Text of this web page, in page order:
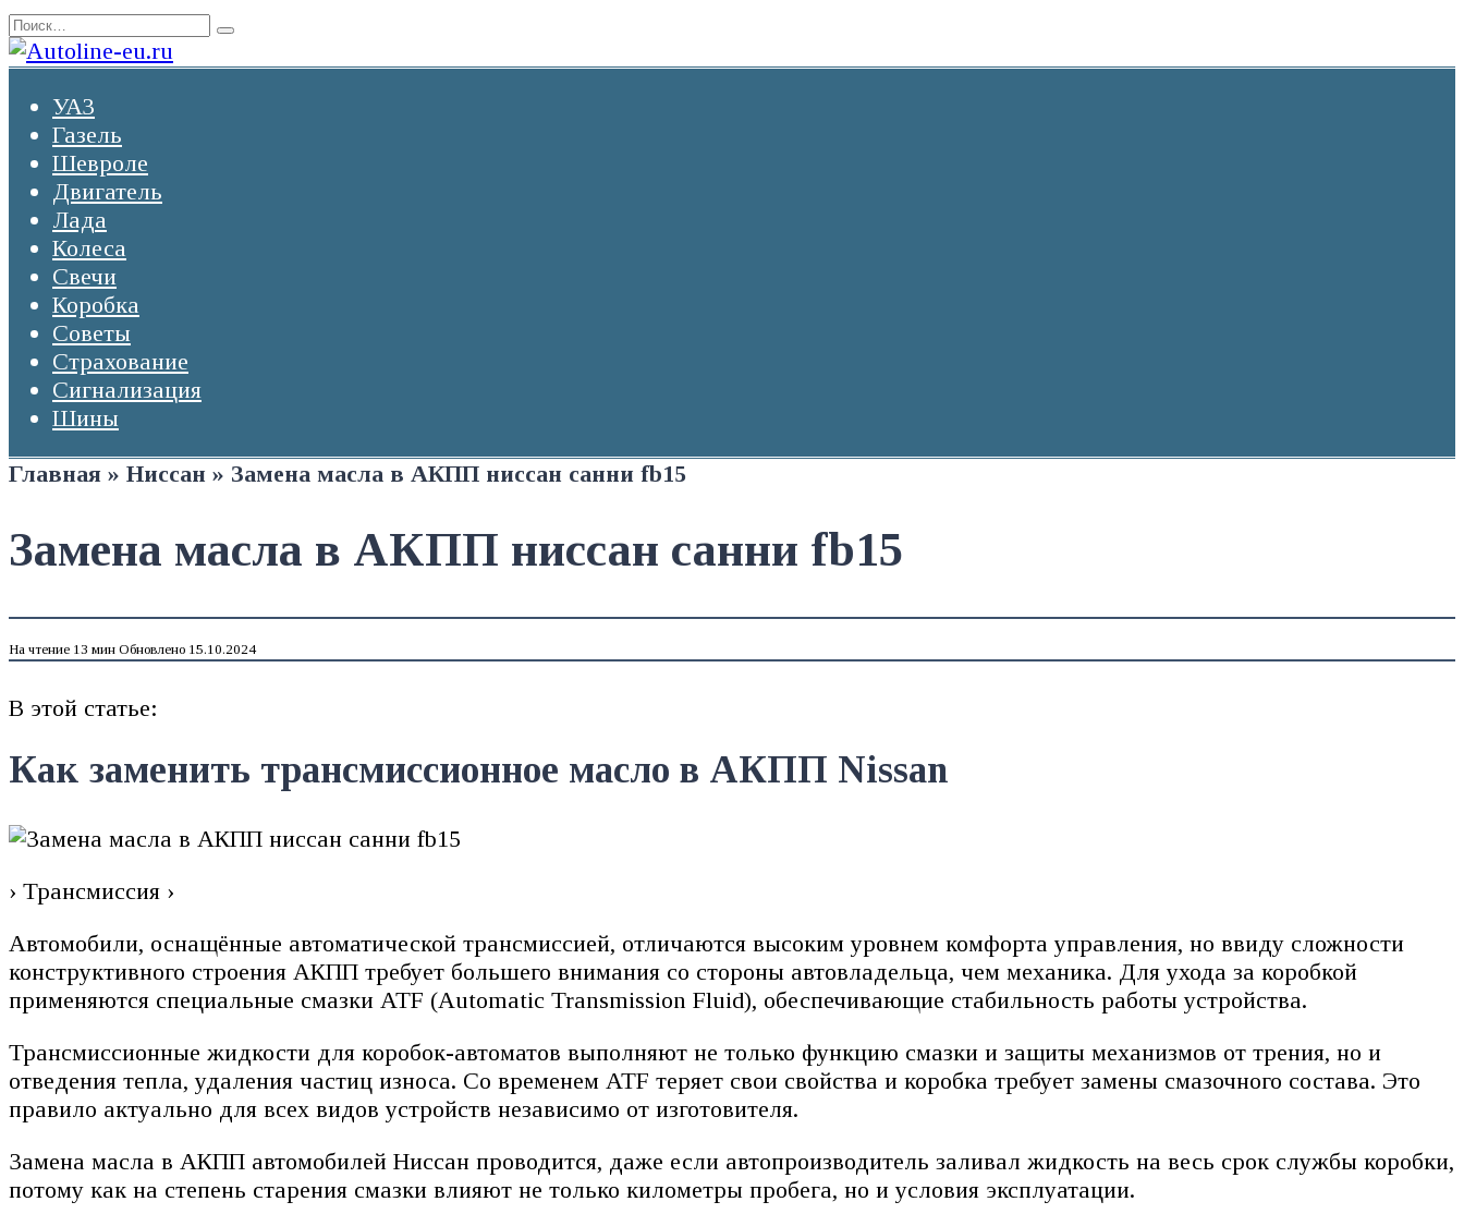
Перейти
к
содержанию
Search
for:
УАЗ
Газель
Шевроле
Двигатель
Лада
Колеса
Свечи
Коробка
Советы
Страхование
Сигнализация
Шины
Главная » Ниссан » Замена масла в АКПП ниссан санни fb15
Замена масла в АКПП ниссан санни fb15
На чтение 13 мин Обновлено 15.10.2024
В этой статье:
Как заменить трансмиссионное масло в АКПП Nissan
› Трансмиссия ›
Автомобили, оснащённые автоматической трансмиссией, отличаются высоким уровнем комфорта управления, но ввиду сложности
конструктивного строения АКПП требует большего внимания со стороны автовладельца, чем механика. Для ухода за коробкой
применяются специальные смазки ATF (Automatic Transmission Fluid), обеспечивающие стабильность работы устройства.
Трансмиссионные жидкости для коробок-автоматов выполняют не только функцию смазки и защиты механизмов от трения, но и
отведения тепла, удаления частиц износа. Со временем ATF теряет свои свойства и коробка требует замены смазочного состава. Это
правило актуально для всех видов устройств независимо от изготовителя.
Замена масла в АКПП автомобилей Ниссан проводится, даже если автопроизводитель заливал жидкость на весь срок службы коробки,
потому как на степень старения смазки влияют не только километры пробега, но и условия эксплуатации.